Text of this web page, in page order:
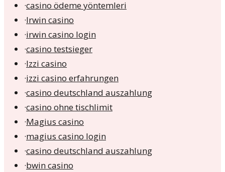
·casino ödeme yöntemleri
·Irwin casino
·irwin casino login
·casino testsieger
·Izzi casino
·izzi casino erfahrungen
·casino deutschland auszahlung
·casino ohne tischlimit
·Magius casino
·magius casino login
·casino deutschland auszahlung
·bwin casino